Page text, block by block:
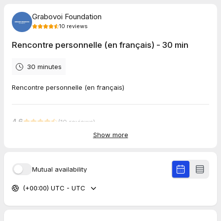
Grabovoi Foundation
10 reviews
Rencontre personnelle (en français) - 30 min
30 minutes
Rencontre personnelle (en français)
4.6 (10 reviews)
Mariann
Aug 2026
Persönliches Treffen (auf Deutsch) - 30 min
Show more
Mutual availability
(+00:00) UTC - UTC